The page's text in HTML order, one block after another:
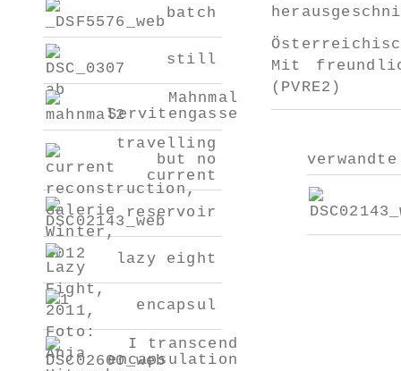
batch
still
Mahnmal
Servitengasse
travelling
but no
current
reservoir
lazy eight
encapsul
I transcend
encapsulation
Mit
(PVRE2)